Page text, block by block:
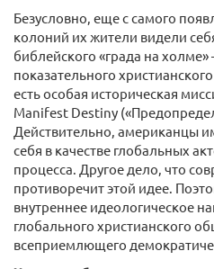
Безусловно, еще с самого
колоний их жители видели
библейского «града на
показательного
есть особая историческая
Manifest Destiny
Действительно, американцы
себя в качестве глобальных
процесса. Другое дело, что
противоречит этой идее.
внутреннее идеологическое
глобального христианского
всеприемлющего